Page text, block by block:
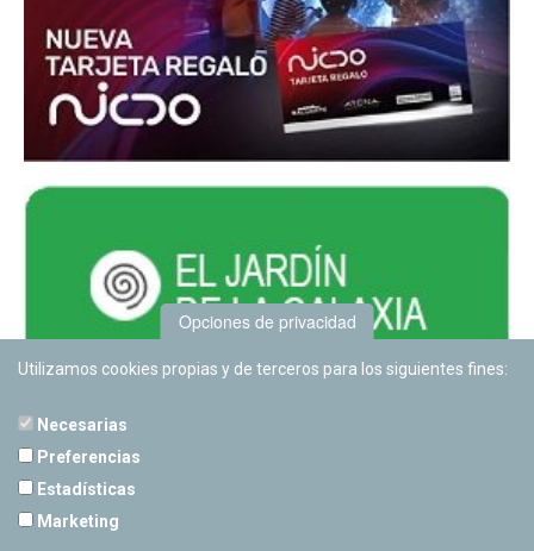
Opciones de privacidad
Utilizamos cookies propias y de terceros para los siguientes fines:
Necesarias
Preferencias
Estadísticas
Marketing